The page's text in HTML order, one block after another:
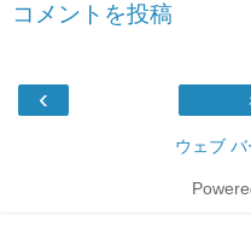
コメントを投稿
‹
ウェブ